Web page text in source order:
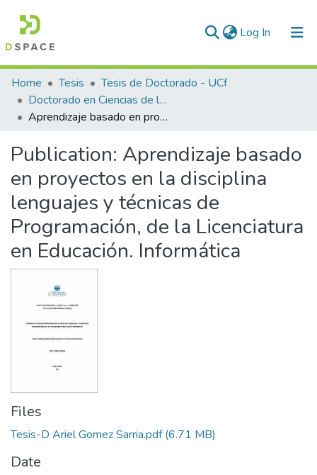
Log In (current)
Communities & Collections
All of DSpace
Home Tesis
Tesis de Doctorado - UCf
Doctorado en Ciencias de la Educación
Aprendizaje basado en proyectos en la disciplina lenguajes y técnicas de Programación, de la Licenciatura en Educación. Informática
Publication: Aprendizaje basado
en proyectos en la disciplina
lenguajes y técnicas de
Programación, de la Licenciatura
en Educación. Informática
Files
Tesis-D Ariel Gomez Sarria.pdf(6.71 MB)
Date